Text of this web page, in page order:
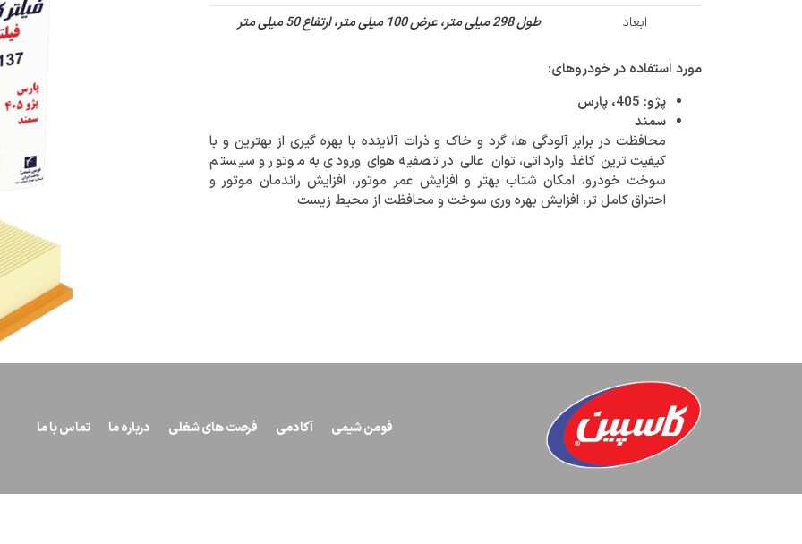
ابعاد
طول 298 میلی متر، عرض 100 میلی متر، ارتفاع 50 میلی متر
مورد استفاده در خودروهای:
پژو: 405، پارس
سمند
محافظت در برابر آلودگی ها، گرد و خاک و ذرات آلاینده با بهره گیری از بهترین و با
کیفیت ترین کاغذ وارداتی، توان عالی در تصفیه هوای ورودی به موتور و سیستم
سوخت خودرو، امکان شتاب بهتر و افزایش عمر موتور، افزایش راندمان موتور و
احتراق کامل تر، افزایش بهره وری سوخت و محافظت از محیط زیست
فومن شیمی آکادمی فرصت های شغلی درباره ما تماس با ما